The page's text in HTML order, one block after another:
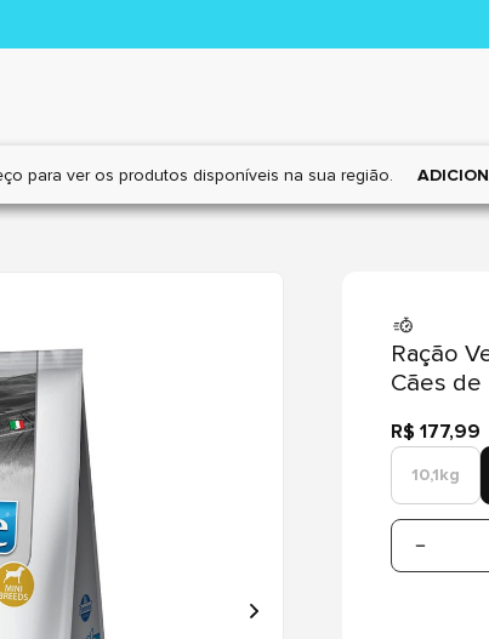
para ver os produtos disponíveis na sua região.
Ração
Cães
R$ 177,99
10,1kg